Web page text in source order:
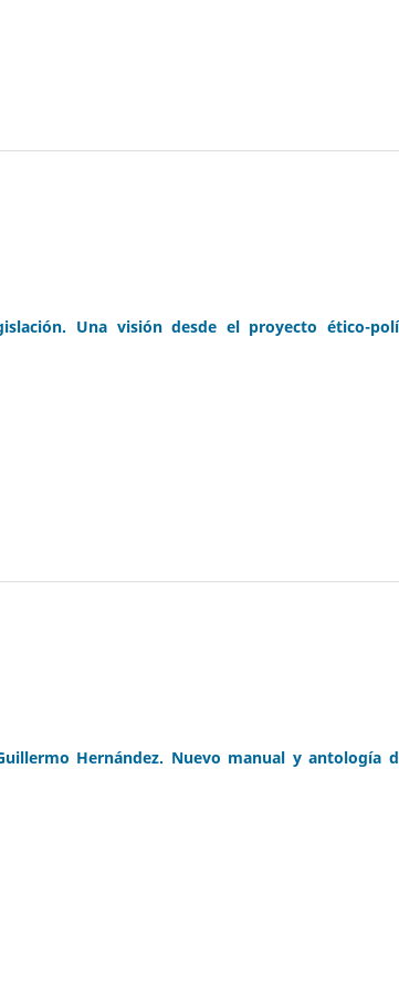
Una visión desde el proyecto ético-
Hernández. Nuevo manual y antología